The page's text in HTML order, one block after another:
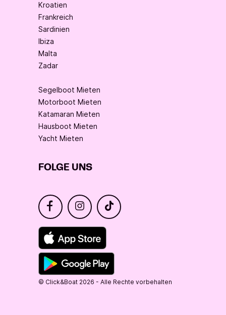
Kroatien
Frankreich
Sardinien
Ibiza
Malta
Zadar
Segelboot Mieten
Motorboot Mieten
Katamaran Mieten
Hausboot Mieten
Yacht Mieten
FOLGE UNS
© Click&Boat 2026 - Alle Rechte vorbehalten